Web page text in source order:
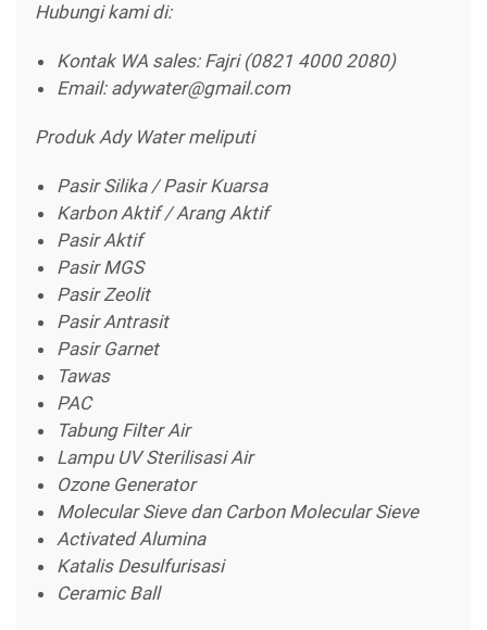
Hubungi kami di:
Kontak WA sales: Fajri (0821 4000 2080)
Email: adywater@gmail.com
Produk Ady Water meliputi
Pasir Silika / Pasir Kuarsa
Karbon Aktif / Arang Aktif
Pasir Aktif
Pasir MGS
Pasir Zeolit
Pasir Antrasit
Pasir Garnet
Tawas
PAC
Tabung Filter Air
Lampu UV Sterilisasi Air
Ozone Generator
Molecular Sieve dan Carbon Molecular Sieve
Activated Alumina
Katalis Desulfurisasi
Ceramic Ball